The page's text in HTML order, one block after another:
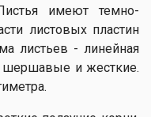
имеют темно-
листовых пластин
листьев - линейная
шершавые и жесткие.